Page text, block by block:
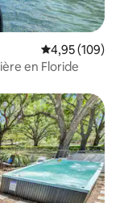
Évaluation
4,95 (109)
en Floride